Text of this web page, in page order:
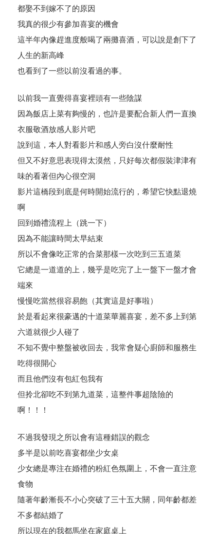
都娶不到嫁不了的原因
我真的很少有參加喜宴的機會
這半年內像趕進度般喝了兩攤喜酒，可以說是創下了
人生的新高峰
也看到了一些以前沒看過的事。
以前我一直覺得喜宴裡頭有一些陰謀
因為飯店上菜有夠慢的，也許是要配合新人們一直換
衣服敬酒放感人影片吧
說到這，本人對看影片和感人旁白沒什麼耐性
但又不好意思表現得太漠然，只好每次都假裝津津有
味的看著但內心很空洞
影片這橋段到底是何時開始流行的，希望它快點退燒
啊
回到婚禮流程上（跳一下）
因為不能讓時間太早結束
所以不會像吃正常的合菜那樣一次吃到三五道菜
它總是一道道的上，幾乎是吃完了上一盤下一盤才會
端來
慢慢吃當然很容易飽（其實這是好事啦）
於是看起來很豪邁的十道菜華麗喜宴，差不多上到第
六道就很少人碰了
不知不覺中整盤被收回去，我常會疑心廚師和服務生
吃得很開心
而且他們沒有包紅包我有
但拎北卻吃不到第九道菜，這整件事超陰險的
啊！！！
不過我發現之所以會有這種錯誤的觀念
多半是以前吃喜宴都坐少女桌
少女總是專注在婚禮的粉紅色氛圍上，不會一直注意
食物
隨著年齡漸長不小心突破了三十五大關，同年齡都差
不多都結婚了
所以現在的我都馬坐在家庭桌上